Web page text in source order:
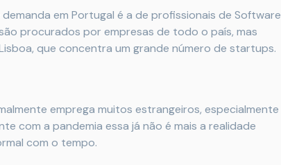
em Portugal é a de profissionais de Software
procurados por empresas de todo o país, mas
que concentra um grande número de startups.
emprega muitos estrangeiros, especialmente
com a pandemia essa já não é mais a realidade
com o tempo.